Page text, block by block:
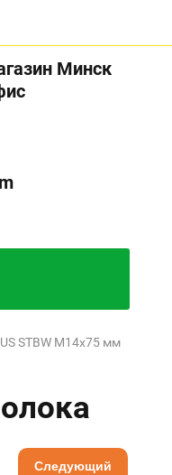
Минск
STBW М14х75 мм
Следующий